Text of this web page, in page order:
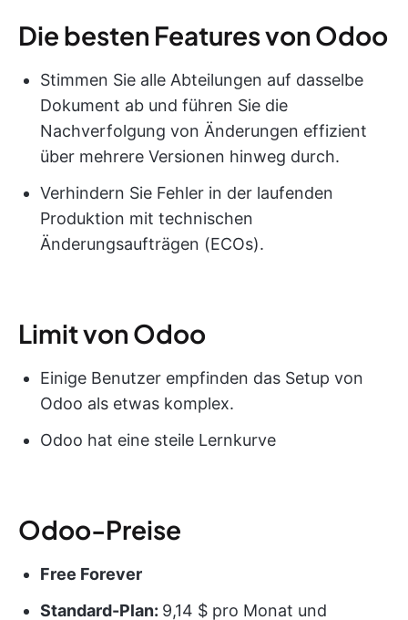
Die besten Features von Odoo
Stimmen Sie alle Abteilungen auf dasselbe
Dokument ab und führen Sie die
Nachverfolgung von Änderungen effizient
über mehrere Versionen hinweg durch.
Verhindern Sie Fehler in der laufenden
Produktion mit technischen
Änderungsaufträgen (ECOs).
Limit von Odoo
Einige Benutzer empfinden das Setup von
Odoo als etwas komplex.
Odoo hat eine steile Lernkurve
Odoo-Preise
Free Forever
Standard-Plan: 9,14 $ pro Monat und